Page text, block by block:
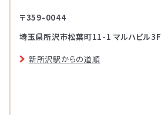
〒359-0044
埼玉県所沢市松葉町11-1 マルハビル3F
新所沢駅からの道順